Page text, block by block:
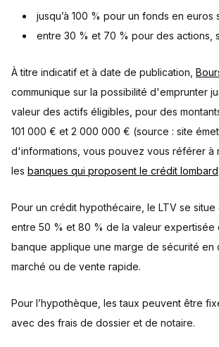
jusqu’à 100 % pour un fonds en euros
entre 30 % et 70 % pour des actions,
À titre indicatif et à date de publication,
communique sur la possibilité d'emprunter
valeur des actifs éligibles, pour des
101 000 € et 2 000 000 € (source : site
d'informations, vous pouvez vous référer à
les banques qui proposent le crédit lombard
Pour un crédit hypothécaire, le LTV se
entre 50 % et 80 % de la valeur expertisée
banque applique une marge de sécurité en
marché ou de vente rapide.
Pour l’hypothèque, les taux peuvent être
avec des frais de dossier et de notaire.